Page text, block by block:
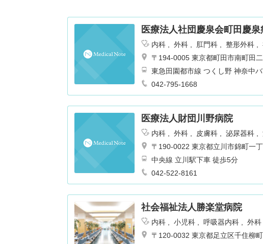
医療法人社団慶泉会町田慶泉
内科 外科 肛門科 整形外科
ョン
腎臓内科・外科 麻酔科
〒194-0005 東京都町田市南町田
東急田園都市線 つくし野 神奈中
042-795-1668
医療法人財団川野病院
内科 外科 皮膚科 泌尿器科
リテーション
肛門科 神経内科
〒190-0022 東京都立川市錦町一
中央線 立川駅下車 徒歩5分
042-522-8161
社会福祉法人勝楽堂病院
内科 小児科 呼吸器内科 外科
ギー科
リハビリテーション 乳
〒120-0032 東京都足立区千住柳